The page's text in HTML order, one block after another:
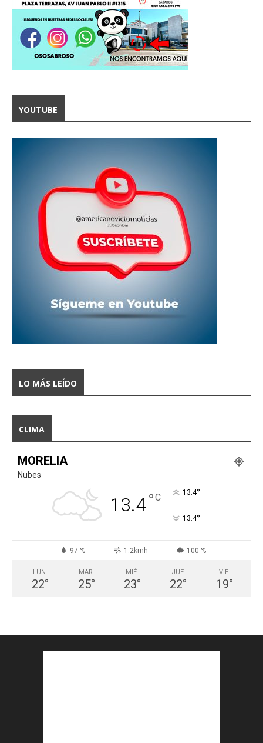
YOUTUBE
LO MÁS LEÍDO
CLIMA
MORELIA
Nubes
13.4°C 13.4°
13.4°
97 % 1.2kmh 100 %
LUN
22°
MAR
25°
MIÉ
23°
JUE
22°
VIE
19°